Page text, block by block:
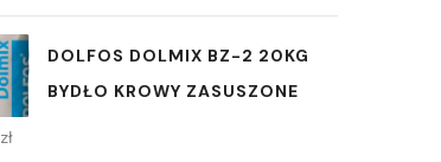
DOLFOS DOLMIX BZ-2 20KG
BYDŁO KROWY ZASUSZONE
zł